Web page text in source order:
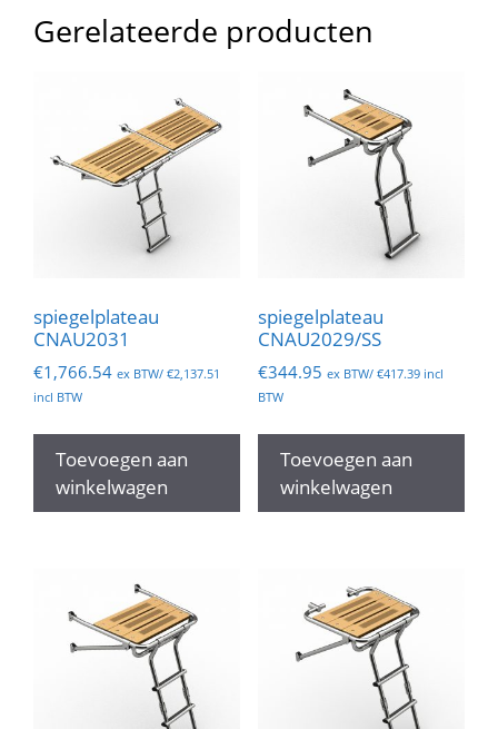
Gerelateerde producten
spiegelplateau
CNAU2031
€1,766.54 ex BTW/ €2,137.51
incl BTW
Toevoegen aan
winkelwagen
spiegelplateau
CNAU2029/SS
€344.95 ex BTW/ €417.39incl
BTW
Toevoegen aan
winkelwagen